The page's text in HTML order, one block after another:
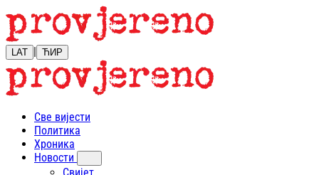
LAT | ЋИР
Све вијести
Политика
Хроника
Новости